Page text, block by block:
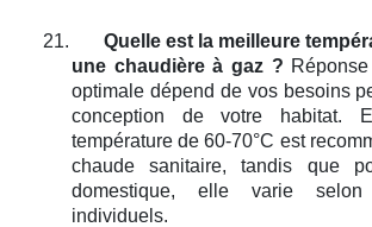
21.
Quelle est la meilleure
une chaudière à gaz ?
optimale dépend de vos besoins
conception de votre habitat.
température de 60-70°C est
chaude sanitaire, tandis que
domestique, elle varie
individuels.